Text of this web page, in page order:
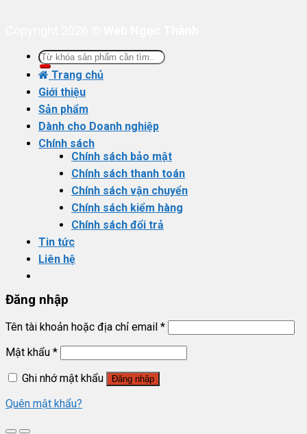
Tìm
kiếm:Trang chủ
Giới thiệu
Sản phẩm
Dành cho Doanh nghiệp
Chính sách
Chính sách bảo mật
Chính sách thanh toán
Chính sách vận chuyển
Chính sách kiểm hàng
Chính sách đổi trả
Tin tức
Liên hệ
Đăng nhập
Tên tài khoản hoặc địa chỉ email *
Mật khẩu *
Ghi nhớ mật khẩu
Đăng nhập
Quên mật khẩu?